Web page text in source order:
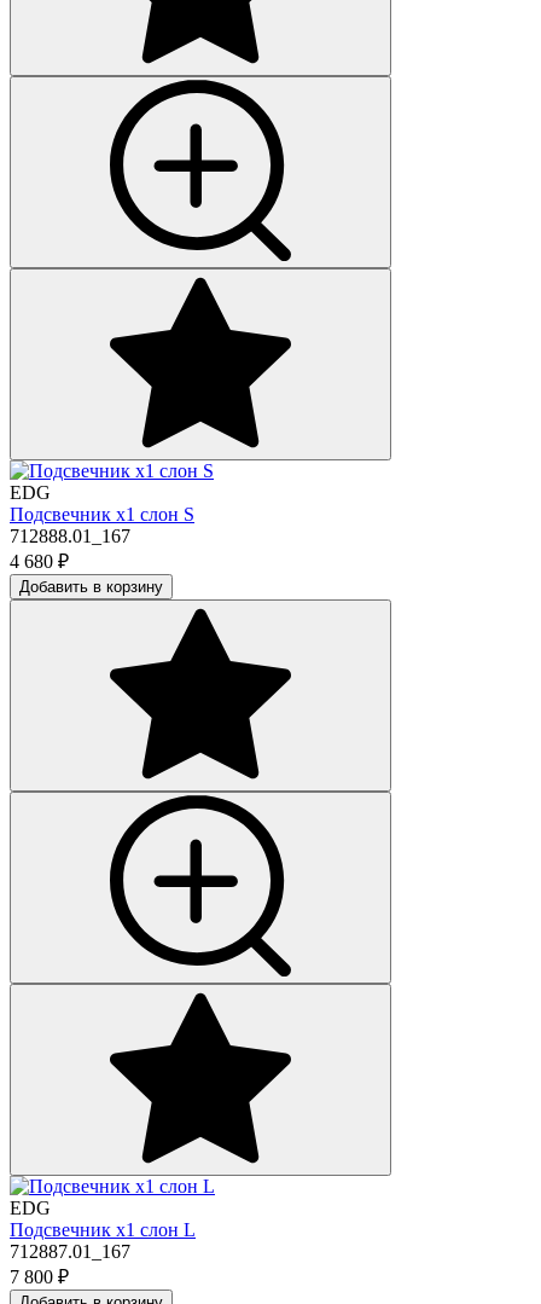
EDG
Подсвечник х1 слон S
712888.01_167
4 680 ₽
Добавить в корзину
EDG
Подсвечник х1 слон L
712887.01_167
7 800 ₽